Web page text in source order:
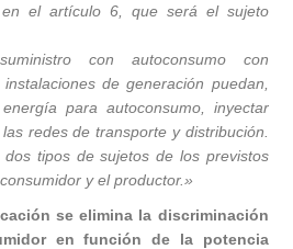
el artículo 6, que será el sujeto
con autoconsumo con
de generación puedan,
para autoconsumo, inyectar
redes de transporte y distribución.
tipos de sujetos de los previstos
y el productor.»
se elimina la discriminación
en función de la potencia